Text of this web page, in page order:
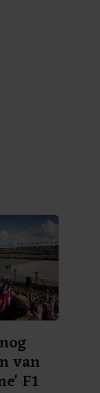
van
F1